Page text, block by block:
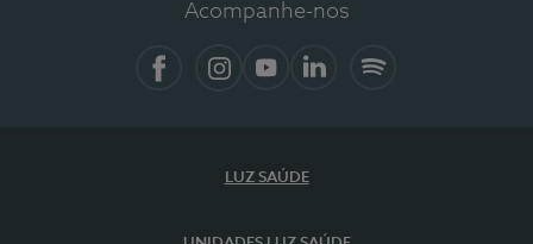
Acompanhe-nos
LUZ SAÚDE